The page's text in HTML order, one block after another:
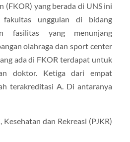
(FKOR) yang berada di UNS ini
unggulan di bidang
fasilitas yang menunjang
olahraga dan sport center
ada di FKOR terdapat untuk
doktor. Ketiga dari empat
terakreditasi A. Di antaranya
Kesehatan dan Rekreasi (PJKR)